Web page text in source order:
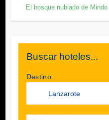
El bosque nublado de Mindo
Buscar hoteles...
Destino